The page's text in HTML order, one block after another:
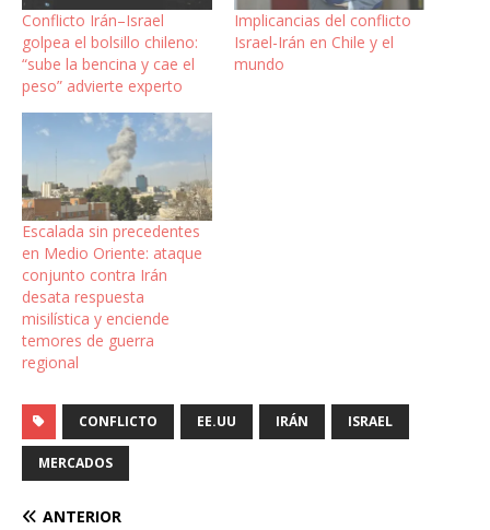
Conflicto Irán–Israel
golpea el bolsillo chileno:
“sube la bencina y cae el
peso” advierte experto
Implicancias del conflicto
Israel-Irán en Chile y el
mundo
Escalada sin precedentes
en Medio Oriente: ataque
conjunto contra Irán
desata respuesta
misilística y enciende
temores de guerra
regional
CONFLICTO EE.UU IRÁN ISRAEL
MERCADOS
ANTERIOR